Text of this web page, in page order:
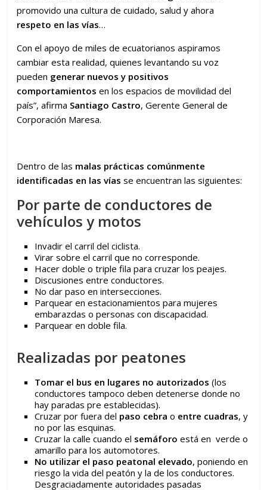
promovido una cultura de cuidado, salud y ahora
respeto en las vías…
Con el apoyo de miles de ecuatorianos aspiramos
cambiar esta realidad, quienes levantando su voz
pueden generar nuevos y positivos
comportamientos en los espacios de movilidad del
país”, afirma Santiago Castro, Gerente General de
Corporación Maresa.
Dentro de las malas prácticas comúnmente
identificadas en las vías se encuentran las siguientes:
Por parte de conductores de
vehículos y motos
Invadir el carril del ciclista.
Virar sobre el carril que no corresponde.
Hacer doble o triple fila para cruzar los peajes.
Discusiones entre conductores.
No dar paso en intersecciones.
Parquear en estacionamientos para mujeres
embarazdas o personas con discapacidad.
Parquear en doble fila.
Realizadas por peatones
Tomar el bus en lugares no autorizados (los
conductores tampoco deben detenerse donde no
hay paradas pre establecidas).
Cruzar por fuera del paso cebrao entre cuadras, y
no por las esquinas.
Cruzar la calle cuando el semáforo está en verde o
amarillo para los automotores.
No utilizar el paso peatonal elevado, poniendo en
riesgo la vida del peatón y la de los conductores.
Desgraciadamente autoridades pasadas